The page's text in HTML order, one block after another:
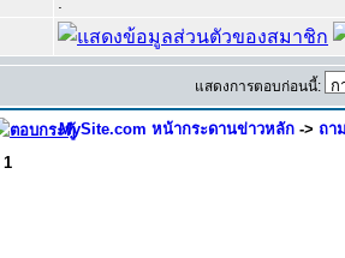
แสดงการตอบก่อนนี้:
MySite.com หน้ากระดานข่าวหลัก -> ถา
1